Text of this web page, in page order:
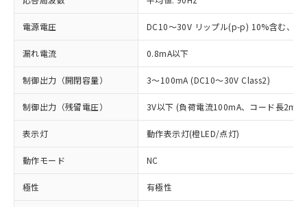
電源電圧 DC10～30V リップル(p-p) 10%含む、
漏れ電流 0.8mA以下
制御出力（開閉容量） 3～100mA (DC10～30V Class2)
制御出力（残留電圧） 3V以下 (負荷電流100mA、コード長2m時
表示灯 動作表示灯(橙LED/点灯)
動作モード NC
極性 有極性